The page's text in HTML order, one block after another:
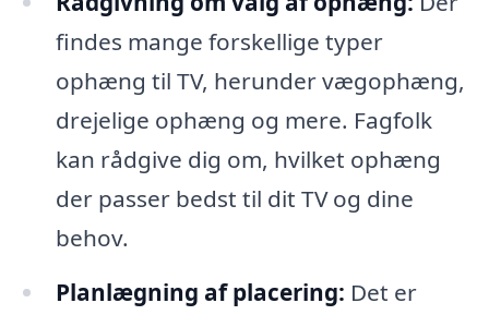
findes mange forskellige typer
ophæng til TV, herunder vægophæng,
drejelige ophæng og mere. Fagfolk
kan rådgive dig om, hvilket ophæng
der passer bedst til dit TV og dine
behov.
Planlægning af placering: Det er